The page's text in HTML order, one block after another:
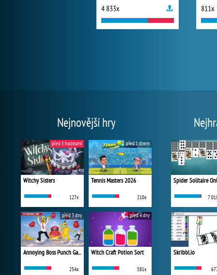
4 833x 811x
Nejnovější hry
Witchy Sisters
127x
před 5 hodinami
Tennis Masters 2026
210x
před 1 dnem
Annoying Boss Punch Game
254x
před 3 dny
Witch Craft Potion Sort
581x
před 4 dny
Spider Solitaire
7
Skribbl.io